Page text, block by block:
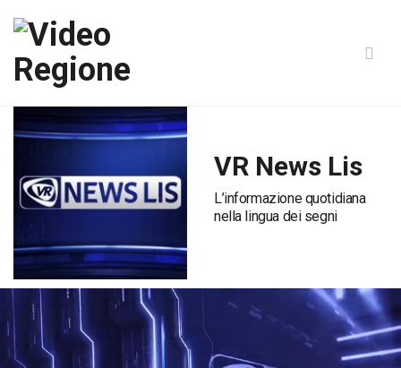
VR News Lis
L’informazione quotidiana
nella lingua dei segni